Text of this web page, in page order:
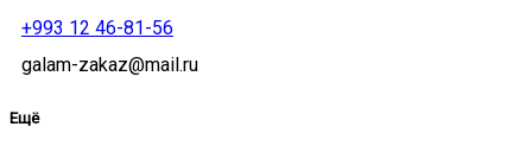
+993 12 46-81-56
galam-zakaz@mail.ru
Ещё